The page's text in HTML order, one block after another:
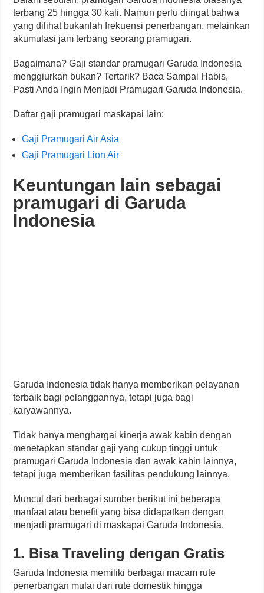
terbang 25 hingga 30 kali. Namun perlu diingat bahwa
yang dilihat bukanlah frekuensi penerbangan, melainkan
akumulasi jam terbang seorang pramugari.
Bagaimana? Gaji standar pramugari Garuda Indonesia
menggiurkan bukan? Tertarik? Baca Sampai Habis,
Pasti Anda Ingin Menjadi Pramugari Garuda Indonesia.
Daftar gaji pramugari maskapai lain:
Gaji Pramugari Air Asia
Gaji Pramugari Lion Air
Keuntungan lain sebagai
pramugari di Garuda
Indonesia
Garuda Indonesia tidak hanya memberikan pelayanan
terbaik bagi pelanggannya, tetapi juga bagi
karyawannya.
Tidak hanya menghargai kinerja awak kabin dengan
menetapkan standar gaji yang cukup tinggi untuk
pramugari Garuda Indonesia dan awak kabin lainnya,
tetapi juga memberikan fasilitas pendukung lainnya.
Muncul dari berbagai sumber berikut ini beberapa
manfaat atau benefit yang bisa didapatkan dengan
menjadi pramugari di maskapai Garuda Indonesia.
1. Bisa Traveling dengan Gratis
Garuda Indonesia memiliki berbagai macam rute
penerbangan mulai dari rute domestik hingga